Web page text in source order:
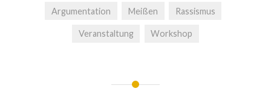
Argumentation Meißen Rassismus
Veranstaltung Workshop
Beitragsnavigation